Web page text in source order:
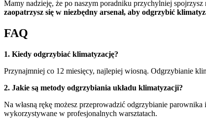
Mamy nadzieję, że po naszym poradniku przychylniej
zaopatrzysz się w niezbędny arsenał, aby odgrzybić
FAQ
1. Kiedy odgrzybiać klimatyzację?
Przynajmniej co 12 miesięcy, najlepiej wiosną. Odgrzybianie
2. Jakie są metody odgrzybiania układu klimatyzacji?
Na własną rękę możesz przeprowadzić odgrzybianie
wykorzystywane w profesjonalnych warsztatach.